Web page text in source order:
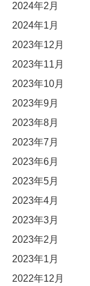
2024年2月
2024年1月
2023年12月
2023年11月
2023年10月
2023年9月
2023年8月
2023年7月
2023年6月
2023年5月
2023年4月
2023年3月
2023年2月
2023年1月
2022年12月